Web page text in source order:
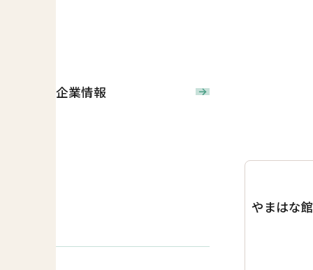
企業情報
やまはな